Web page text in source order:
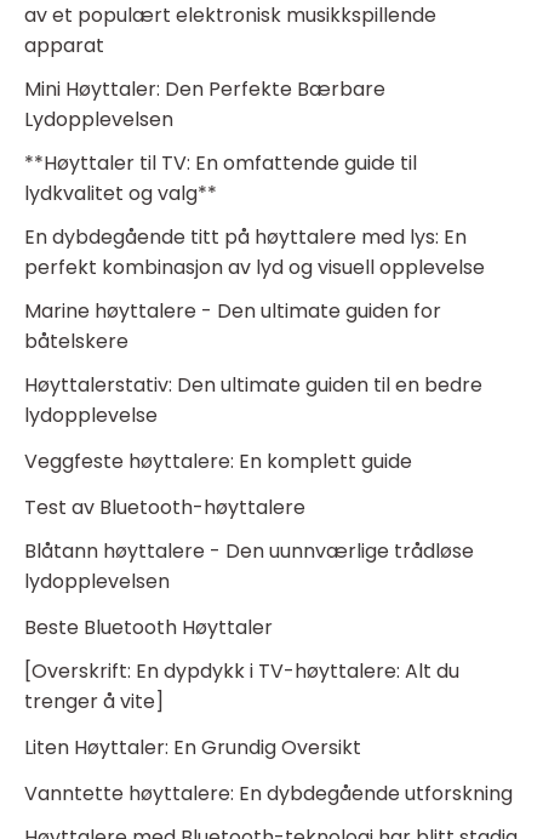
av et populært elektronisk musikkspillende
apparat
Mini Høyttaler: Den Perfekte Bærbare
Lydopplevelsen
**Høyttaler til TV: En omfattende guide til
lydkvalitet og valg**
En dybdegående titt på høyttalere med lys: En
perfekt kombinasjon av lyd og visuell opplevelse
Marine høyttalere - Den ultimate guiden for
båtelskere
Høyttalerstativ: Den ultimate guiden til en bedre
lydopplevelse
Veggfeste høyttalere: En komplett guide
Test av Bluetooth-høyttalere
Blåtann høyttalere - Den uunnværlige trådløse
lydopplevelsen
Beste Bluetooth Høyttaler
[Overskrift: En dypdykk i TV-høyttalere: Alt du
trenger å vite]
Liten Høyttaler: En Grundig Oversikt
Vanntette høyttalere: En dybdegående utforskning